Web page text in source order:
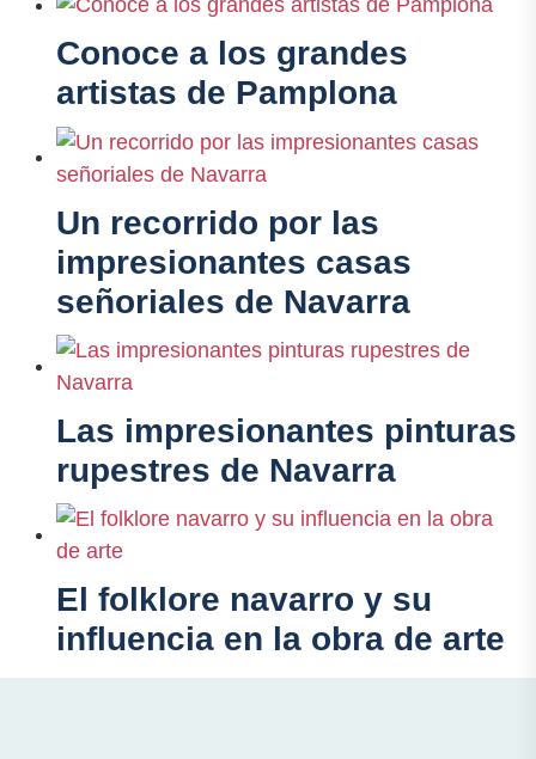
Conoce a los grandes
artistas de Pamplona
Un recorrido por las
impresionantes casas
señoriales de Navarra
Las impresionantes pinturas
rupestres de Navarra
El folklore navarro y su
influencia en la obra de arte